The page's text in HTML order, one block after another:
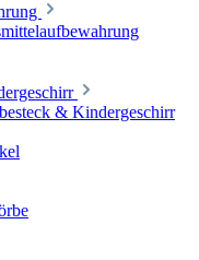
& Kindergeschirr